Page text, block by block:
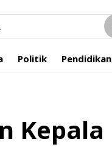
Politik Pendidikan
Kepala